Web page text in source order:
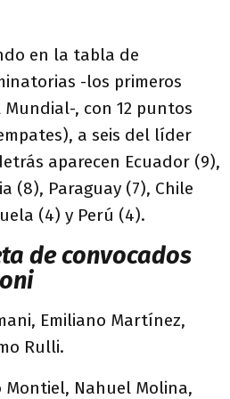
en la tabla de
-los primeros
, con 12 puntos
a seis del líder
aparecen Ecuador (9),
(8), Paraguay (7), Chile
(4) y Perú (4).
de convocados
Emiliano Martínez,
Rulli.
Montiel, Nahuel Molina,